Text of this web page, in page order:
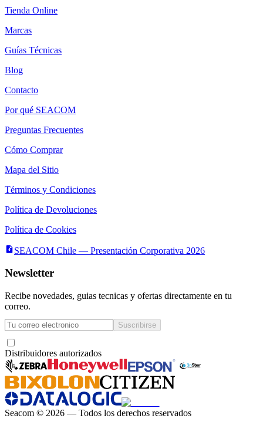
Tienda Online
Marcas
Guías Técnicas
Blog
Contacto
Por qué SEACOM
Preguntas Frecuentes
Cómo Comprar
Mapa del Sitio
Términos y Condiciones
Política de Devoluciones
Política de Cookies
SEACOM Chile — Presentación Corporativa 2026
Newsletter
Recibe novedades, guias tecnicas y ofertas directamente en tu
correo.
Suscribirse
Distribuidores autorizados
Seacom © 2026 — Todos los derechos reservados